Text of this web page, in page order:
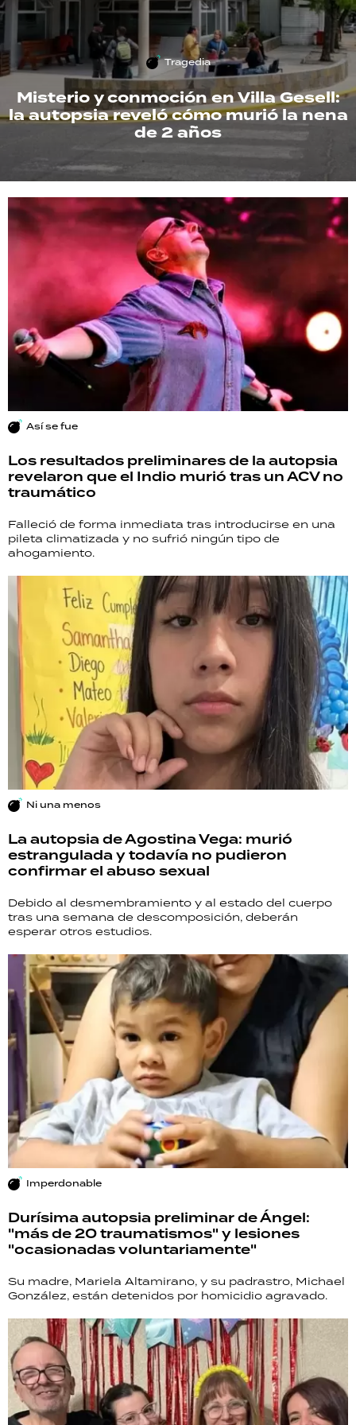
Tragedia
Misterio y conmoción en Villa Gesell:
la autopsia reveló cómo murió la nena
de 2 años
Así se fue
Los resultados preliminares de la autopsia
revelaron que el Indio murió tras un ACV no
traumático
Falleció de forma inmediata tras introducirse en una
pileta climatizada y no sufrió ningún tipo de
ahogamiento.
Ni una menos
La autopsia de Agostina Vega: murió
estrangulada y todavía no pudieron
confirmar el abuso sexual
Debido al desmembramiento y al estado del cuerpo
tras una semana de descomposición, deberán
esperar otros estudios.
Imperdonable
Durísima autopsia preliminar de Ángel:
"más de 20 traumatismos" y lesiones
"ocasionadas voluntariamente"
Su madre, Mariela Altamirano, y su padrastro, Michael
González, están detenidos por homicidio agravado.
TECNOLOGÍA
RECETAS
PALABRAS
HORÓSCOPO
Seguinos